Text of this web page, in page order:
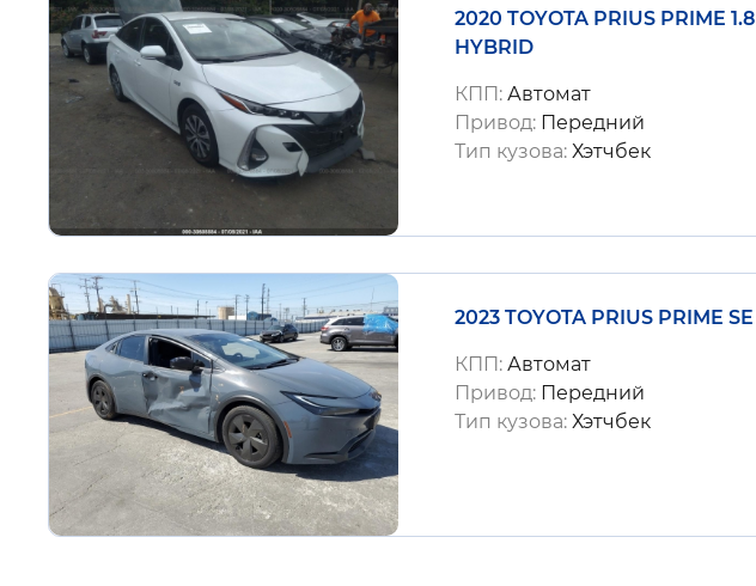
2020 TOYOTA PRIUS PRIME 1.8
HYBRID
КПП:Автомат
Привод: Передний
Тип кузова: Хэтчбек
2023 TOYOTA PRIUS PRIME SE
КПП:Автомат
Привод: Передний
Тип кузова:Хэтчбек